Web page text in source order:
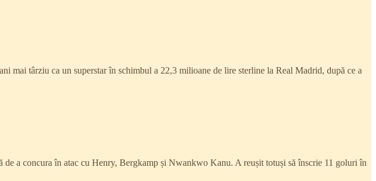
mai târziu ca un superstar în schimbul a 22,3 milioane de lire sterline la Real Madrid, după ce a
a concura în atac cu Henry, Bergkamp și Nwankwo Kanu. A reușit totuși să înscrie 11 goluri în